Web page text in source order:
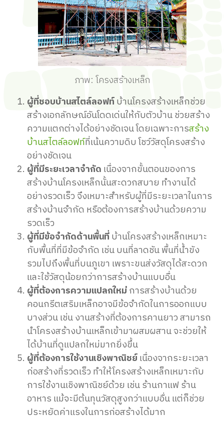
ภาพ: โครงสร้างเหล็ก
ผู้ที่ชอบบ้านสไตล์ลอฟท์บ้านโครงสร้างเหล็กช่วย
สร้างเอกลักษณ์อันโดดเด่นให้กับตัวบ้าน ช่วยสร้าง
ความแตกต่างได้อย่างชัดเจน โดยเฉพาะการสร้าง
บ้านสไตล์ลอฟท์ที่เน้นความดิบ โชว์วัสดุโครงสร้าง
อย่างชัดเจน
ผู้ที่มีระยะเวลาจำกัด เนื่องจากขั้นตอนของการ
สร้างบ้านโครงเหล็กนั้นสะดวกสบาย ทำงานได้
อย่างรวดเร็ว จึงเหมาะสำหรับผู้ที่มีระยะเวลาในการ
สร้างบ้านจำกัด หรือต้องการสร้างบ้านด้วยความ
รวดเร็ว
ผู้ที่มีข้อจำกัดด้านพื้นที่บ้านโครงสร้างเหล็กเหมาะ
กับพื้นที่ที่มีข้อจำกัด เช่น บนที่ลาดชัน พื้นที่น้ำขัง
รวมไปถึงพื้นที่บนภูเขา เพราะขนส่งวัสดุได้สะดวก
และใช้วัสดุน้อยกว่าการสร้างบ้านแบบอื่น
ผู้ที่ต้องการความแปลกใหม่การสร้างบ้านด้วย
คอนกรีตเสริมเหล็กอาจมีข้อจำกัดในการออกแบบ
บางส่วน เช่น งานสร้างที่ต้องการคานยาว สามารถ
นำโครงสร้างบ้านเหล็กเข้ามาผสมผสาน จะช่วยให้
ได้บ้านที่ดูแปลกใหม่มากยิ่งขึ้น
ผู้ที่ต้องการใช้งานเชิงพาณิชย์เนื่องจากระยะเวลา
ก่อสร้างที่รวดเร็ว ทำให้โครงสร้างเหล็กเหมาะกับ
การใช้งานเชิงพาณิชย์ด้วย เช่น ร้านกาแฟ ร้าน
อาหาร แม้จะมีต้นทุนวัสดุสูงกว่าแบบอื่น แต่ก็ช่วย
ประหยัดค่าแรงในการก่อสร้างได้มาก